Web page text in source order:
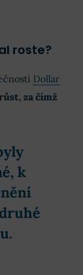
roste?
Dollar
za čímž
k